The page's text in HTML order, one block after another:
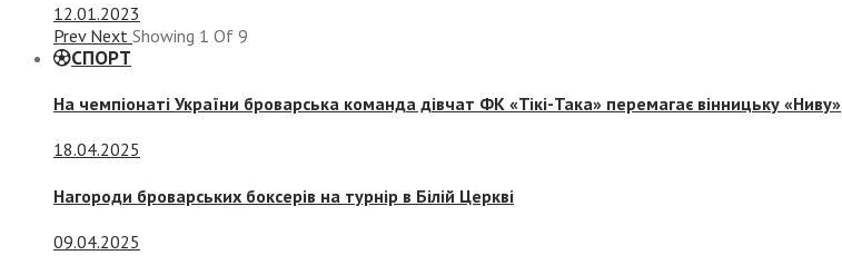
12.01.2023
Prev Next Showing 1 Of 9
СПОРТ
На чемпіонаті України броварська команда дівчат ФК «Тікі-Така» перемагає вінницьку «Ниву»
18.04.2025
Нагороди броварських боксерів на турнір в Білій Церкві
09.04.2025